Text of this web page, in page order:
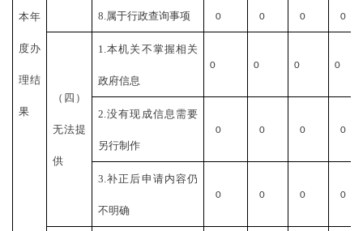
本年
度办
理结
果
8.属于行政查询事项 0 0 0 0
（四）
无法提
供
1.本机关不掌握相关
政府信息
0 0 0 0
2.没有现成信息需要
另行制作
0 0 0 0
3.补正后申请内容仍
不明确
0 0 0 0